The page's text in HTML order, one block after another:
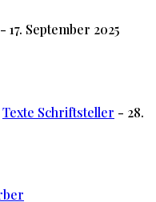
- 17. September 2025
Texte Schriftsteller - 28.